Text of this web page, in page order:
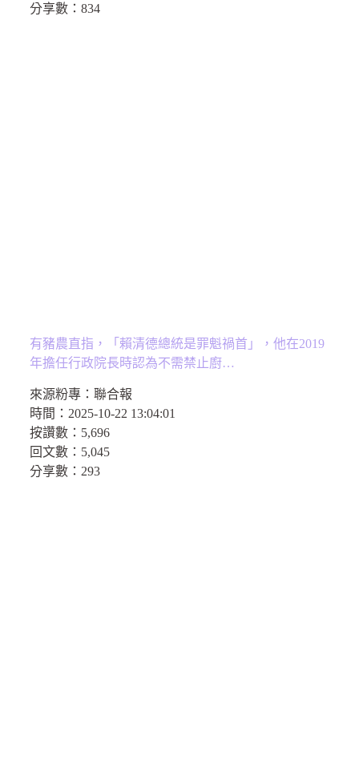
分享數： 834
有豬農直指，「賴清德總統是罪魁禍首」，他在2019
年擔任行政院長時認為不需禁止廚…
來源粉專： 聯合報
時間： 2025-10-22 13:04:01
按讚數： 5,696
回文數： 5,045
分享數： 293